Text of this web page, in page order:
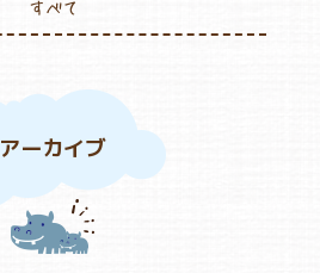
すべて
アーカイブ